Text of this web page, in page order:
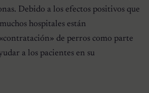
Debido a los efectos positivos que
hospitales están
de perros como parte
a los pacientes en su